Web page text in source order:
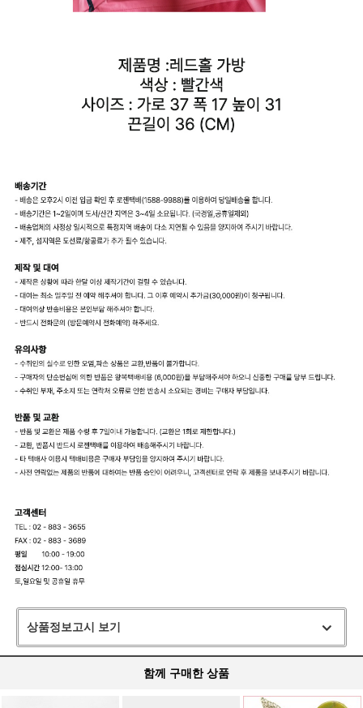
상품정보고시 보기
함께 구매한 상품